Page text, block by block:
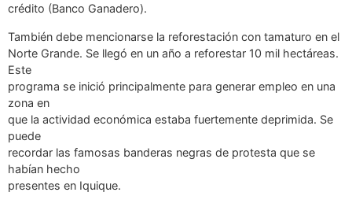
crédito (Banco Ganadero).
También debe mencionarse la reforestación con tamaturo en el
Norte Grande. Se llegó en un año a reforestar 10 mil hectáreas.
Este
programa se inició principalmente para generar empleo en una
zona en
que la actividad económica estaba fuertemente deprimida. Se
puede
recordar las famosas banderas negras de protesta que se
habían hecho
presentes en Iquique.